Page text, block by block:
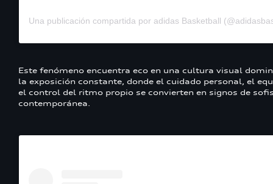
Una publicación compartida por adidas Basketball
Este fenómeno encuentra eco en una cultura visual
la exposición constante, donde el cuidado personal, el
el control del ritmo propio se convierten en signos de
contemporánea.